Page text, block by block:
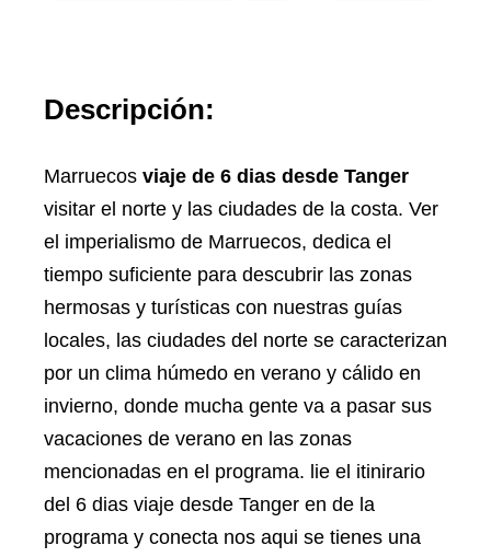
Descripción:
Marruecos viaje de 6 dias desde Tanger
visitar el norte y las ciudades de la costa. Ver
el imperialismo de Marruecos, dedica el
tiempo suficiente para descubrir las zonas
hermosas y turísticas con nuestras guías
locales, las ciudades del norte se caracterizan
por un clima húmedo en verano y cálido en
invierno, donde mucha gente va a pasar sus
vacaciones de verano en las zonas
mencionadas en el programa. lie el itinirario
del 6 dias viaje desde Tanger en de la
programa y conecta nos aqui se tienes una